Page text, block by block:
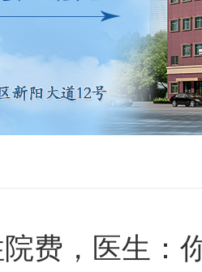
费，医生：